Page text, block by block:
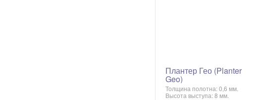
Плантер Гео (Planter
Geo)
Толщина полотна: 0,6 мм.
Высота выступа: 8 мм.